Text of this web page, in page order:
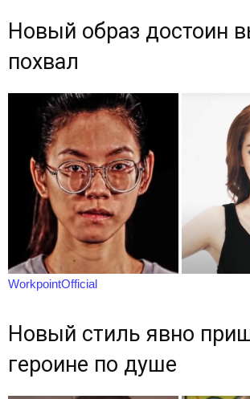
Новый образ достоин
похвал
WorkpointOfficial
Новый стиль явно
героине по душе